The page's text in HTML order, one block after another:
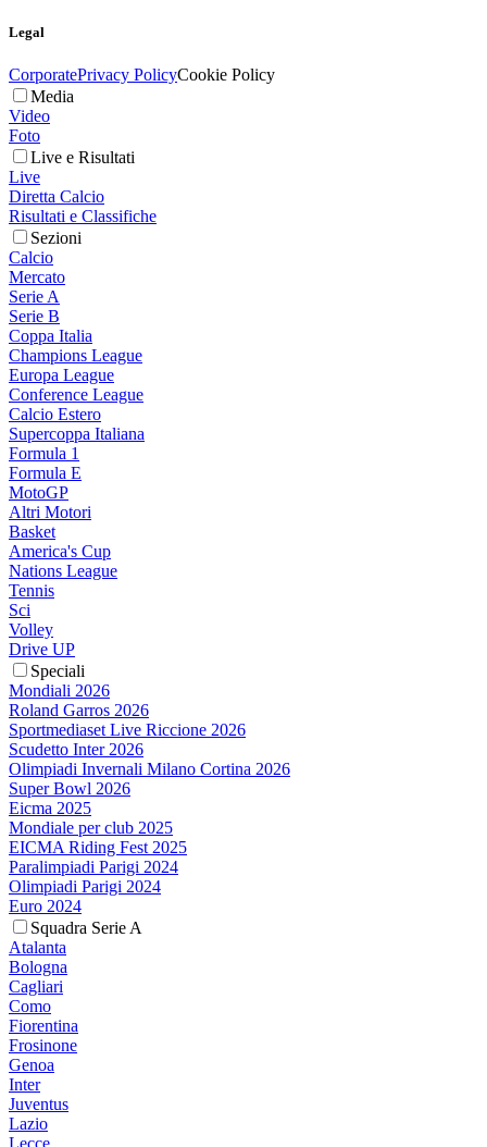
Legal
CorporatePrivacy PolicyCookie Policy
Media
Video
Foto
Live e Risultati
Live
Diretta Calcio
Risultati e Classifiche
Sezioni
Calcio
Mercato
Serie A
Serie B
Coppa Italia
Champions League
Europa League
Conference League
Calcio Estero
Supercoppa Italiana
Formula 1
Formula E
MotoGP
Altri Motori
Basket
America's Cup
Nations League
Tennis
Sci
Volley
Drive UP
Speciali
Mondiali 2026
Roland Garros 2026
Sportmediaset Live Riccione 2026
Scudetto Inter 2026
Olimpiadi Invernali Milano Cortina 2026
Super Bowl 2026
Eicma 2025
Mondiale per club 2025
EICMA Riding Fest 2025
Paralimpiadi Parigi 2024
Olimpiadi Parigi 2024
Euro 2024
Squadra Serie A
Atalanta
Bologna
Cagliari
Como
Fiorentina
Frosinone
Genoa
Inter
Juventus
Lazio